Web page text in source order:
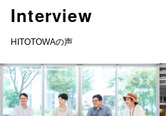
Interview
HITOTOWAの声